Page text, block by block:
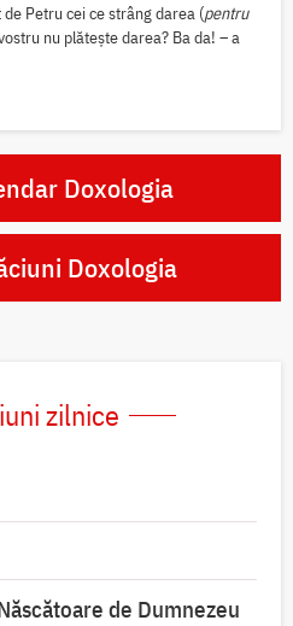
Petru cei ce strâng darea (pentru
nu plătește darea? Ba da! – a
Doxologia
Doxologia
zilnice
de Dumnezeu